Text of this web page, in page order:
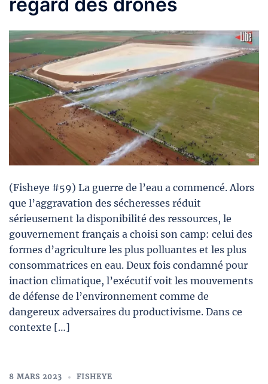
(Fisheye #59) La guerre de l’eau a commencé. Alors
que l’aggravation des sécheresses réduit
sérieusement la disponibilité des ressources, le
gouvernement français a choisi son camp: celui des
formes d’agriculture les plus polluantes et les plus
consommatrices en eau. Deux fois condamné pour
inaction climatique, l’exécutif voit les mouvements
de défense de l’environnement comme de
dangereux adversaires du productivisme. Dans ce
contexte […]
8 MARS 2023 FISHEYE